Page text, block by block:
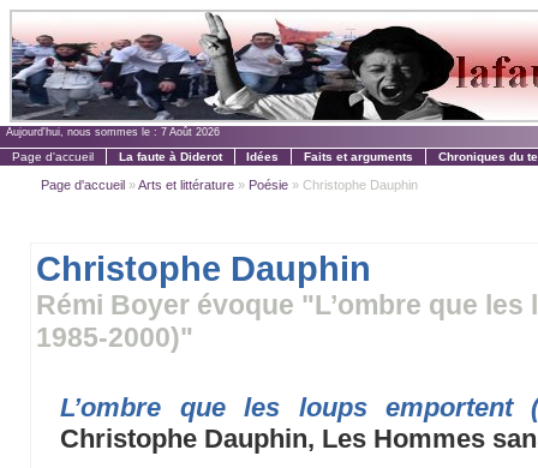
Aujourd'hui, nous sommes le : 7 Août 2026
Page d'accueil La faute à Diderot Idées Faits et arguments Chroniques du
Page d'accueil »Arts et littérature » Poésie » Christophe Dauphin
Christophe Dauphin
Rémi Boyer évoque "L’ombre que
1985-2000)"
L’ombre que les loups emportent
Christophe Dauphin, Les Hommes